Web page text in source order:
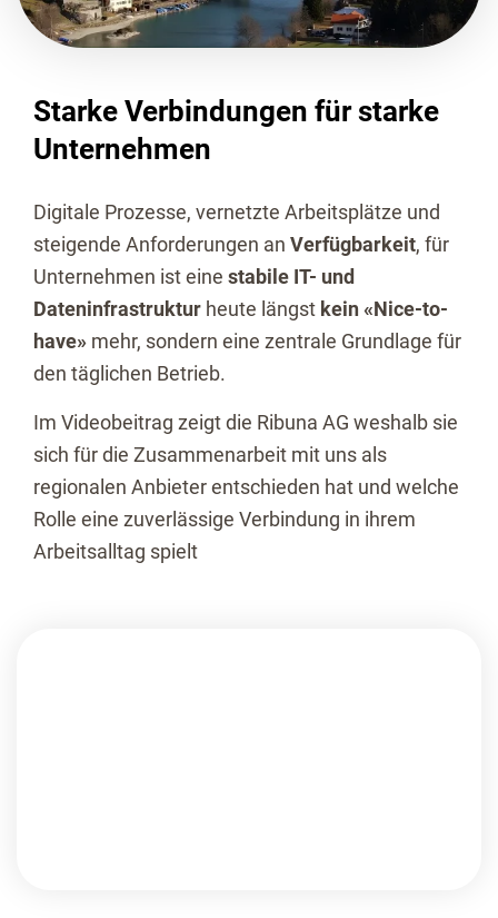
Starke Verbindungen für starke
Unternehmen
Digitale Prozesse, vernetzte Arbeitsplätze und
steigende Anforderungen an Verfügbarkeit, für
Unternehmen ist eine stabile IT- und
Dateninfrastruktur heute längst kein «Nice-to-
have» mehr, sondern eine zentrale Grundlage für
den täglichen Betrieb.
Im Videobeitrag zeigt die Ribuna AG weshalb sie
sich für die Zusammenarbeit mit uns als
regionalen Anbieter entschieden hat und welche
Rolle eine zuverlässige Verbindung in ihrem
Arbeitsalltag spielt